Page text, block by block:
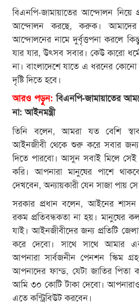
বিএনপি-জামায়াতের আন্দোলন নিয়ে
আন্দোলন করছে, করুক। আমাদের
আন্দোলনের নামে দুর্বৃত্তপনা করলে
যার যার, উৎসব সবার। কেউ কারো
না। বাংলাদেশে যাতে এ ধরনের কোনো
দৃষ্টি দিতে হবে।
আরও পড়ুন:বিএনপি-জামায়াতের
না: আইনমন্ত্রী
তিনি বলেন, আমরা যত বেশি
আইনজীবী থেকে শুরু করে সবার
দিতে পারবো। আসুন সবাই মিলে সেই
করি। আপনারা মানুষের পাশে
দেখবেন, অন্যায়কারী যেন সাজা পায়
সরকার প্রধান বলেন, আইনের শাসন
রকম প্রতিবন্ধকতা না হয়। মানুষের
যাই। আইনজীবীদের জন্য প্রতিটি
করে দেবো। সাথে সাথে আমার
আপনারা সার্বজনীন পেনশন স্কিম
আপনাদের ফান্ড, যেটা জাতির পিতা
আমি ৩০ কোটি টাকা দেবো।
এতে কন্ট্রিবিউট করবেন।